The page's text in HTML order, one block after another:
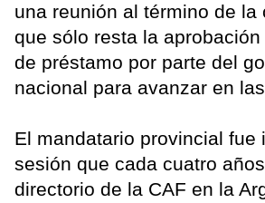
una reunión al término de la
que sólo resta la
de préstamo por parte del
nacional para avanzar en
El mandatario provincial fue
sesión que cada cuatro
directorio de la CAF en la